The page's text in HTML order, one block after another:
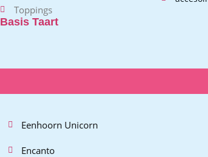
Toppings
Basis Taart
Eenhoorn Unicorn
Encanto